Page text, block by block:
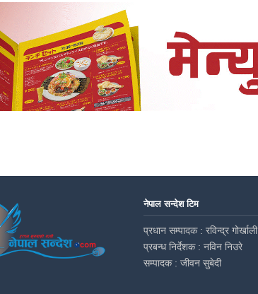
नेपाल सन्देश टिम
प्रधान सम्पादक : रविन्द्र गोर्खाली
प्रबन्ध निर्देशक : नविन निउरे
सम्पादक : जीवन सुबेदी